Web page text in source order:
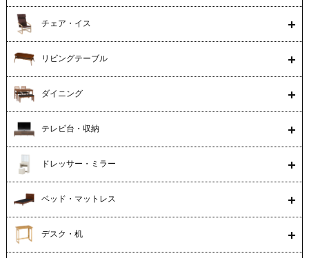
チェア・イス
リビングテーブル
ダイニング
テレビ台・収納
ドレッサー・ミラー
ベッド・マットレス
デスク・机